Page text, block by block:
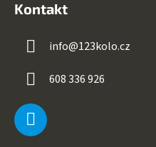
Kontakt
info@123kolo.cz
608 336 926